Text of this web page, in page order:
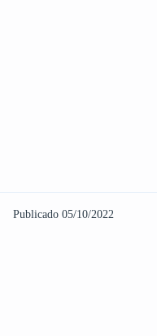
Publicado 05/10/2022